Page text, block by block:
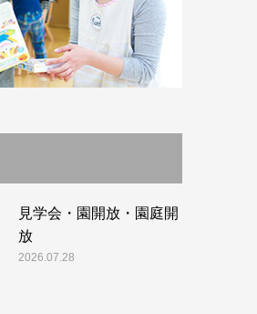
見学会・園開放・園庭開
放
2026.07.28